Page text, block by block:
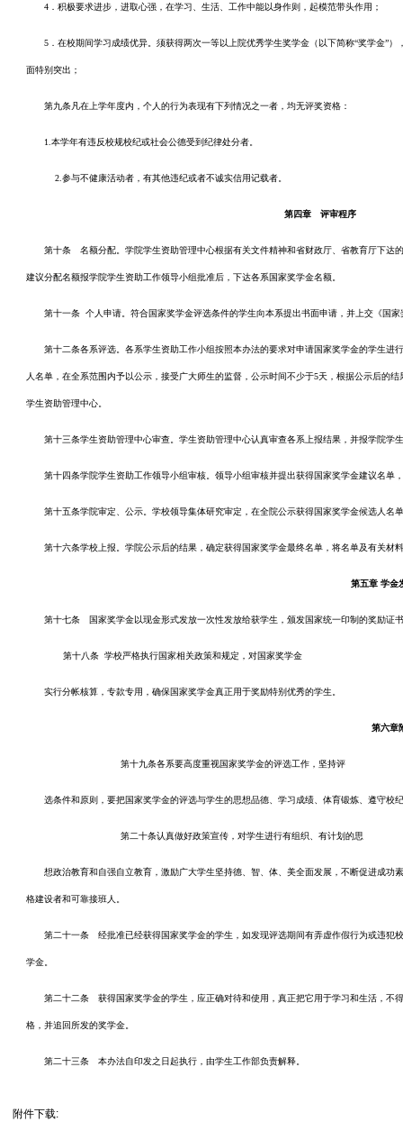
4．积极要求进步，进取心强，在学习、生活、工作中能以身作则，起模范带头作用；
5．在校期间学习成绩优异。须获得两次一等以上院优秀学生奖学金（以下简称“奖学金”
面特别突出；
第九条凡在上学年度内，个人的行为表现有下列情况之一者，均无评奖资格：
1.本学年有违反校规校纪或社会公德受到纪律处分者。
2.参与不健康活动者，有其他违纪或者不诚实信用记载者。
第四章 评审程序
第十条 名额分配。学院学生资助管理中心根据有关文件精神和省财政厅、省教育厅下达
建议分配名额报学院学生资助工作领导小组批准后，下达各系国家奖学金名额。
第十一条 个人申请。符合国家奖学金评选条件的学生向本系提出书面申请，并上交《国
第十二条各系评选。各系学生资助工作小组按照本办法的要求对申请国家奖学金的学生进
人名单，在全系范围内予以公示，接受广大师生的监督，公示时间不少于5天，根据公示后的
学生资助管理中心。
第十三条学生资助管理中心审查。学生资助管理中心认真审查各系上报结果，并报学院学
第十四条学院学生资助工作领导小组审核。领导小组审核并提出获得国家奖学金建议名单
第十五条学院审定、公示。学校领导集体研究审定，在全院公示获得国家奖学金候选人名
第十六条学校上报。学院公示后的结果，确定获得国家奖学金最终名单，将名单及有关材
第五章 学金
第十七条 国家奖学金以现金形式发放一次性发放给获学生，颁发国家统一印制的奖励证
第十八条 学校严格执行国家相关政策和规定，对国家奖学金
实行分帐核算，专款专用，确保国家奖学金真正用于奖励特别优秀的学生。
第六章
第十九条各系要高度重视国家奖学金的评选工作，坚持评
选条件和原则，要把国家奖学金的评选与学生的思想品德、学习成绩、体育锻炼、遵守校
第二十条认真做好政策宣传，对学生进行有组织、有计划的思
想政治教育和自强自立教育，激励广大学生坚持德、智、体、美全面发展，不断促进成功
格建设者和可靠接班人。
第二十一条 经批准已经获得国家奖学金的学生，如发现评选期间有弄虚作假行为或违犯
学金。
第二十二条 获得国家奖学金的学生，应正确对待和使用，真正把它用于学习和生活，不
格，并追回所发的奖学金。
第二十三条 本办法自印发之日起执行，由学生工作部负责解释。
附件下载: